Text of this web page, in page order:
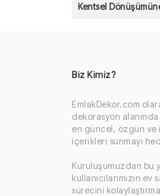
Kentsel
Biz Kimiz?
EmlakDekor.com
dekorasyon alanında
en güncel, özgün ve
içerikleri sunmayı
Kuruluşumuzdan bu
kullanıcılarımızın ev
sürecini